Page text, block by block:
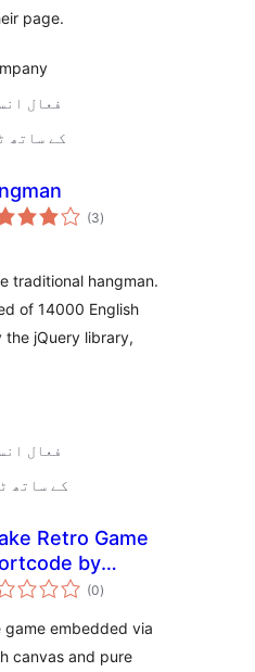
page.
100+ فعال
5.7.16 کے
(3مجموعی
درجہ
)
traditional hangman.
of 14000 English
jQuery library,
100+ فعال
6.2.10 کے
Retro Game
by
(0مجموعی
درجہ
)
game embedded via
canvas and pure